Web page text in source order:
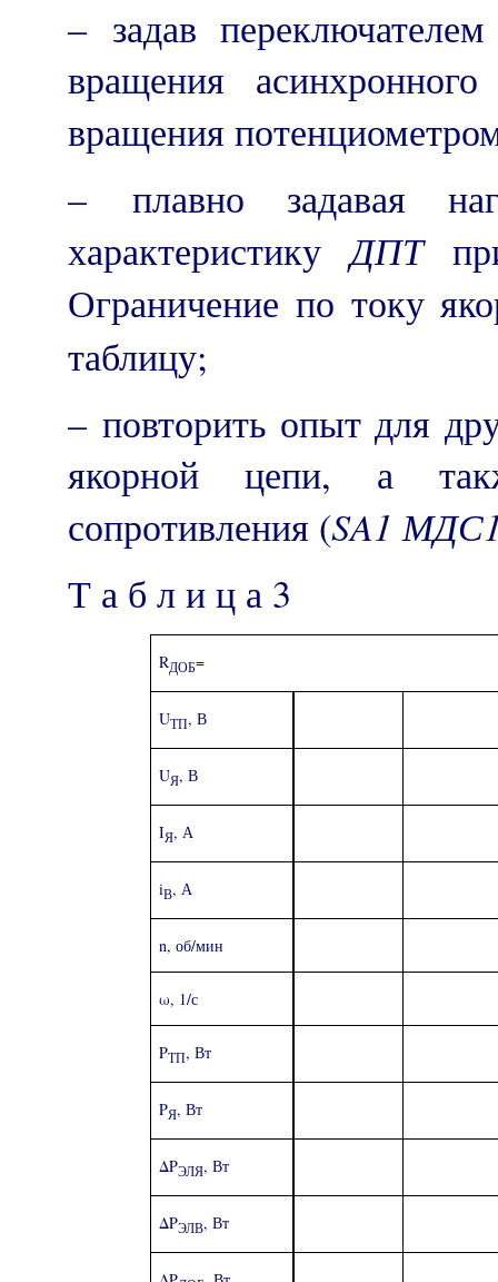
– задав
вращения
вращения
– плавно задавая
характеристикуДПТ
Ограничение по току
таблицу;
– повторить опыт для
якорной цепи, а
сопротивления (SA1
Т а б л и ц а 3
RДОБ=
UТП, В
UЯ, В
IЯ, А
iВ, А
n, об/мин
ω, 1/с
PТП, Вт
PЯ, Вт
ΔPЭЛЯ, Вт
ΔPЭЛВ, Вт